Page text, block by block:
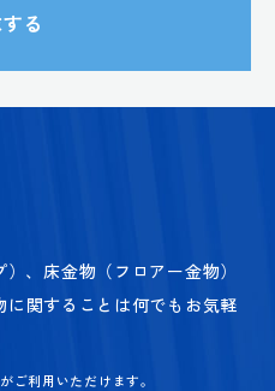
る
、床金物（フロアー金物）
に関することは何でもお気軽
ご利用いただけます。